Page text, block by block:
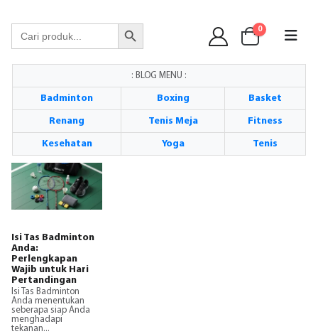
Search
for:
Search Button
0
: BLOG MENU :
Badminton Boxing Basket
Renang Tenis Meja Fitness
Kesehatan Yoga Tenis
Isi Tas Badminton
Anda:
Perlengkapan
Wajib untuk Hari
Pertandingan
Isi Tas Badminton
Anda menentukan
seberapa siap Anda
menghadapi
tekanan...